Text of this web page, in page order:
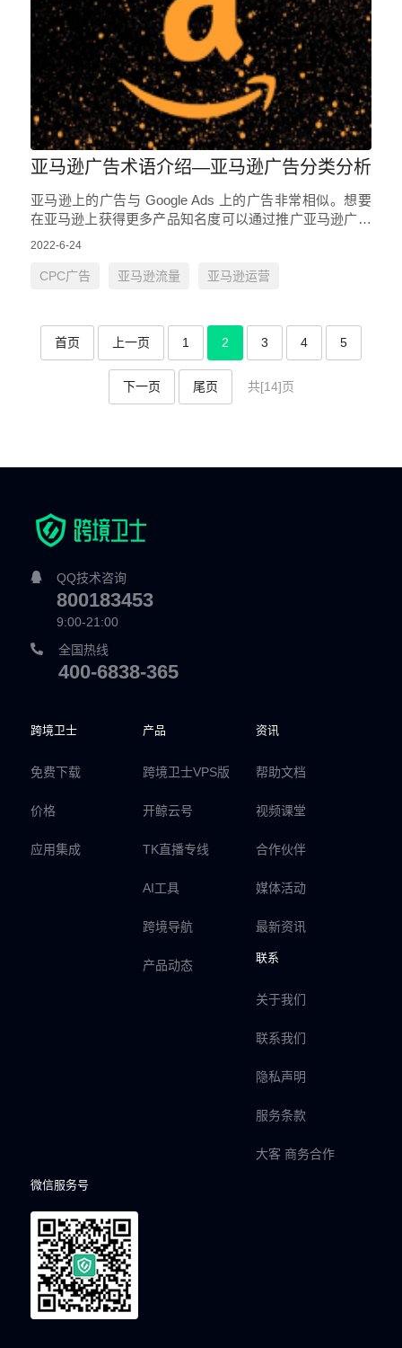
亚马逊广告术语介绍—亚马逊广告分类分析
亚马逊上的广告与 Google Ads 上的广告非常相似。想要
在亚马逊上获得更多产品知名度可以通过推广亚马逊广告
来实现。为什么亚马逊广告能够达到扩大产品知名度的目
2022-6-24
CPC广告 亚马逊流量 亚马逊运营
首页 上一页 1 2 3 4 5
下一页 尾页 共[14]页
QQ技术咨询
800183453
9:00-21:00
全国热线
400-6838-365
跨境卫士
免费下载
价格
应用集成
产品
跨境卫士VPS版
开鲸云号
TK直播专线
AI工具
跨境导航
产品动态
资讯
帮助文档
视频课堂
合作伙伴
媒体活动
最新资讯
联系
关于我们
联系我们
隐私声明
服务条款
大客 商务合作
微信服务号